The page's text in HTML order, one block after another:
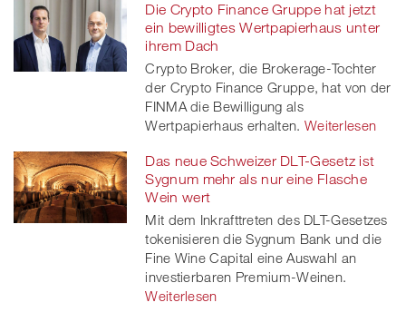
Die Crypto Finance Gruppe hat jetzt
ein bewilligtes Wertpapierhaus unter
ihrem Dach
Crypto Broker, die Brokerage-Tochter
der Crypto Finance Gruppe, hat von der
FINMA die Bewilligung als
Wertpapierhaus erhalten. Weiterlesen
Das neue Schweizer DLT-Gesetz ist
Sygnum mehr als nur eine Flasche
Wein wert
Mit dem Inkrafttreten des DLT-Gesetzes
tokenisieren die Sygnum Bank und die
Fine Wine Capital eine Auswahl an
investierbaren Premium-Weinen.
Weiterlesen